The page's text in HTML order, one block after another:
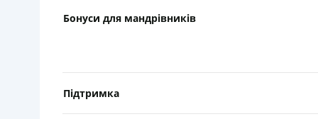
Бонуси для мандрівників
Підтримка